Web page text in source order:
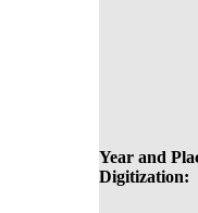
Year and
Digitization: